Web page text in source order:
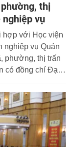
thị
nghiệp vụ
hợp với Học viện
nghiệp vụ Quản
phường, thị trấn
có đồng chí Đại
hội, Học viện
Nguyễn Hồng
uỷ, Giám đốc
Sơn, Phó Giám
đạo một số